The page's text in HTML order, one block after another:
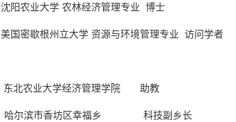
沈阳农业大学 农林经济管理专业 博士
美国密歇根州立大学 资源与环境管理专业 访问学者
东北农业大学经济管理学院 助教
哈尔滨市香坊区幸福乡 科技副乡长